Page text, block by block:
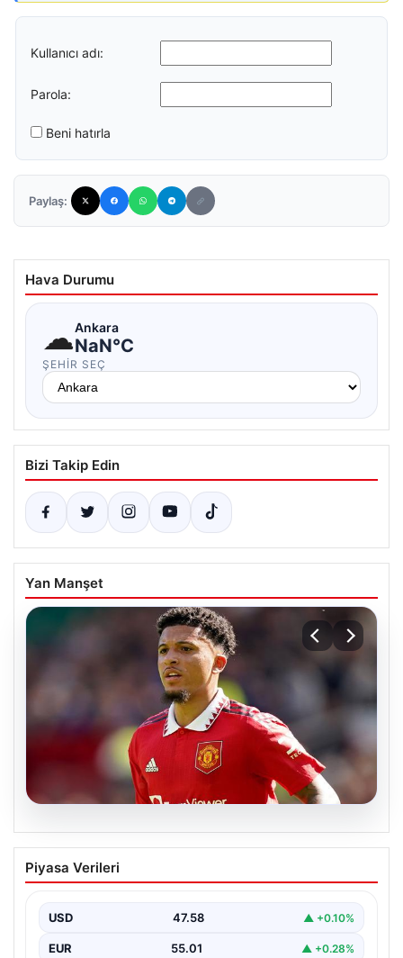
Kullanıcı adı:
Parola:
Beni hatırla
Paylaş:
Hava Durumu
☁Ankara
NaN°C
ŞEHIR SEÇ
Bizi Takip Edin
Yan Manşet
05.08.2026
Jadon Sancho’nun İlginç Antrenman
Kararı: Küçük Lig Takımıyla
Manchester United ile yollarını ayırmasının ardından
Sancho, kariyerine yeni…
Piyasa Verileri
USD 47.58 ▲ +0.10%
EUR 55.01 ▲ +0.28%